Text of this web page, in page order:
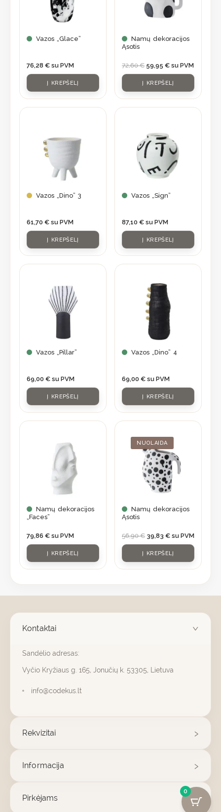
Vazos „Glace”
76,28 € su PVM
Į KREPŠELĮ
Namų dekoracijos
Ąsotis
72,60€ 59,95 € su PVM
Į KREPŠELĮ
Vazos „Dino” 3
61,70 € su PVM
Į KREPŠELĮ
Vazos „Sign”
87,10 € su PVM
Į KREPŠELĮ
Vazos „Pillar”
69,00 € su PVM
Į KREPŠELĮ
Vazos „Dino” 4
69,00 € su PVM
Į KREPŠELĮ
Namų dekoracijos
„Faces”
79,86 € su PVM
Į KREPŠELĮ
NUOLAIDA
Namų dekoracijos
Ąsotis
56,90€
was:
56,90 €.
39,83 €
is:
39,83 €.
su PVM
Į KREPŠELĮ
Kontaktai
Sandėlio adresas:
Vyčio Kryžiaus g. 165, Jonučių k. 53305, Lietuva
info@codekus.lt
Rekvizitai
Informacija
Pirkėjams
0